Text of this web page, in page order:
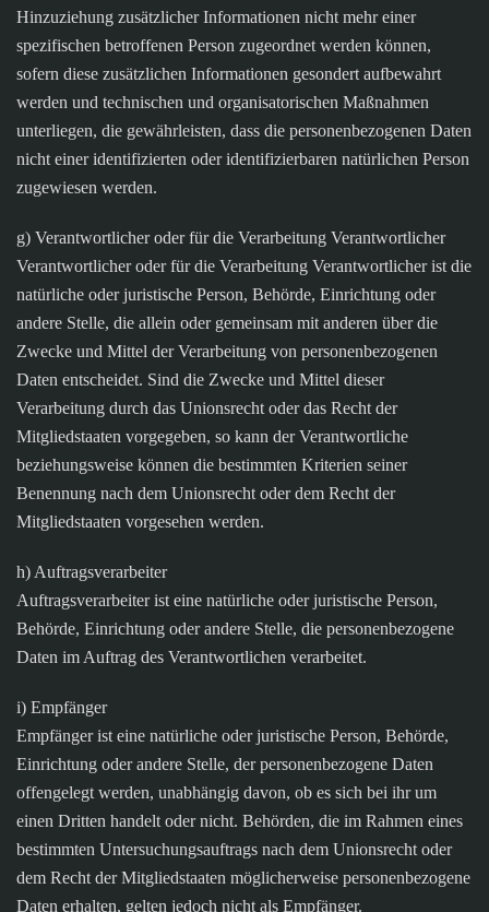
Hinzuziehung zusätzlicher Informationen nicht mehr einer
spezifischen betroffenen Person zugeordnet werden können,
sofern diese zusätzlichen Informationen gesondert aufbewahrt
werden und technischen und organisatorischen Maßnahmen
unterliegen, die gewährleisten, dass die personenbezogenen Daten
nicht einer identifizierten oder identifizierbaren natürlichen Person
zugewiesen werden.
g) Verantwortlicher oder für die Verarbeitung Verantwortlicher
Verantwortlicher oder für die Verarbeitung Verantwortlicher ist die
natürliche oder juristische Person, Behörde, Einrichtung oder
andere Stelle, die allein oder gemeinsam mit anderen über die
Zwecke und Mittel der Verarbeitung von personenbezogenen
Daten entscheidet. Sind die Zwecke und Mittel dieser
Verarbeitung durch das Unionsrecht oder das Recht der
Mitgliedstaaten vorgegeben, so kann der Verantwortliche
beziehungsweise können die bestimmten Kriterien seiner
Benennung nach dem Unionsrecht oder dem Recht der
Mitgliedstaaten vorgesehen werden.
h) Auftragsverarbeiter
Auftragsverarbeiter ist eine natürliche oder juristische Person,
Behörde, Einrichtung oder andere Stelle, die personenbezogene
Daten im Auftrag des Verantwortlichen verarbeitet.
i) Empfänger
Empfänger ist eine natürliche oder juristische Person, Behörde,
Einrichtung oder andere Stelle, der personenbezogene Daten
offengelegt werden, unabhängig davon, ob es sich bei ihr um
einen Dritten handelt oder nicht. Behörden, die im Rahmen eines
bestimmten Untersuchungsauftrags nach dem Unionsrecht oder
dem Recht der Mitgliedstaaten möglicherweise personenbezogene
Daten erhalten, gelten jedoch nicht als Empfänger.